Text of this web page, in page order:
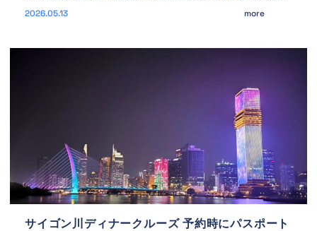
り、欧州風の落ち着いた雰囲気を楽しめるホテルとして、海外旅行客
2026.05.13 more
サイゴン川ディナークルーズ 予約時にパスポート